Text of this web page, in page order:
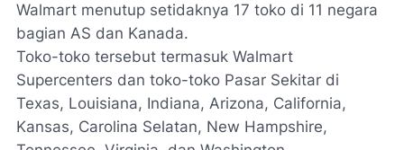
Walmart menutup setidaknya 17 toko di 11 negara
bagian AS dan Kanada.
Toko-toko tersebut termasuk Walmart
Supercenters dan toko-toko Pasar Sekitar di
Texas, Louisiana, Indiana, Arizona, California,
Kansas, Carolina Selatan, New Hampshire,